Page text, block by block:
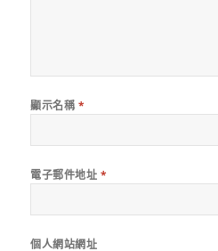
顯示名稱 *
電子郵件地址 *
個人網站網址